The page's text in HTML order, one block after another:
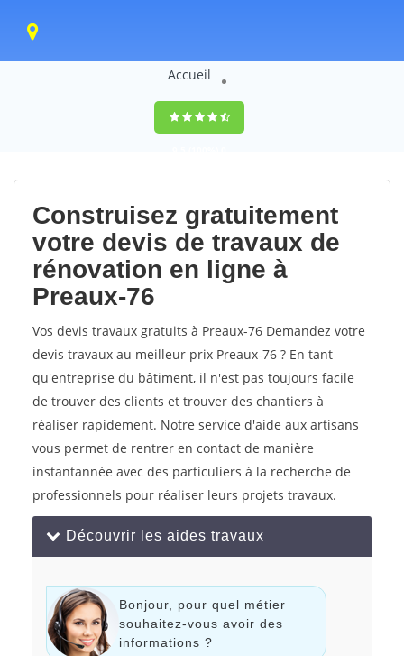
Accueil
9,5(100%)0
votes
Construisez gratuitement
votre devis de travaux de
rénovation en ligne à
Preaux-76
Vos devis travaux gratuits à Preaux-76 Demandez votre
devis travaux au meilleur prix Preaux-76 ? En tant
qu'entreprise du bâtiment, il n'est pas toujours facile
de trouver des clients et trouver des chantiers à
réaliser rapidement. Notre service d'aide aux artisans
vous permet de rentrer en contact de manière
instantannée avec des particuliers à la recherche de
professionnels pour réaliser leurs projets travaux.